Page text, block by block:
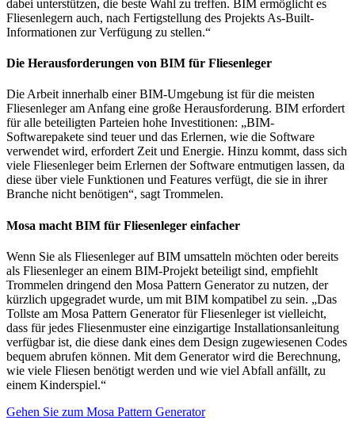
dabei unterstützen, die beste Wahl zu treffen. BIM ermöglicht es
Fliesenlegern auch, nach Fertigstellung des Projekts As-Built-
Informationen zur Verfügung zu stellen.“
Die Herausforderungen von BIM für Fliesenleger
Die Arbeit innerhalb einer BIM-Umgebung ist für die meisten
Fliesenleger am Anfang eine große Herausforderung. BIM erfordert
für alle beteiligten Parteien hohe Investitionen: „BIM-
Softwarepakete sind teuer und das Erlernen, wie die Software
verwendet wird, erfordert Zeit und Energie. Hinzu kommt, dass sich
viele Fliesenleger beim Erlernen der Software entmutigen lassen, da
diese über viele Funktionen und Features verfügt, die sie in ihrer
Branche nicht benötigen“, sagt Trommelen.
Mosa macht BIM für Fliesenleger einfacher
Wenn Sie als Fliesenleger auf BIM umsatteln möchten oder bereits
als Fliesenleger an einem BIM-Projekt beteiligt sind, empfiehlt
Trommelen dringend den Mosa Pattern Generator zu nutzen, der
kürzlich upgegradet wurde, um mit BIM kompatibel zu sein. „Das
Tollste am Mosa Pattern Generator für Fliesenleger ist vielleicht,
dass für jedes Fliesenmuster eine einzigartige Installationsanleitung
verfügbar ist, die diese dank eines dem Design zugewiesenen Codes
bequem abrufen können. Mit dem Generator wird die Berechnung,
wie viele Fliesen benötigt werden und wie viel Abfall anfällt, zu
einem Kinderspiel.“
Gehen Sie zum Mosa Pattern Generator